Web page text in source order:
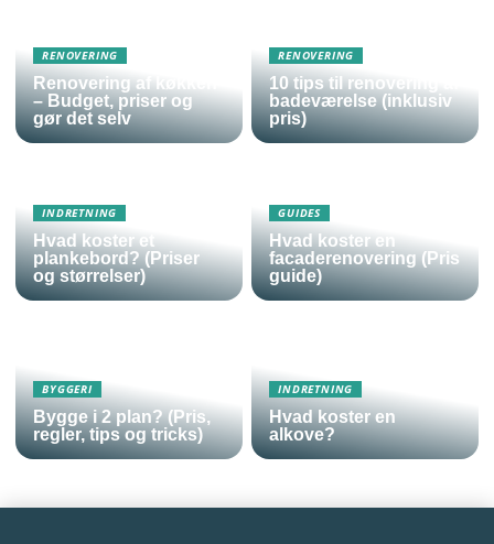
RENOVERING
Renovering af køkken
– Budget, priser og
gør det selv
RENOVERING
10 tips til renovering af
badeværelse (inklusiv
pris)
INDRETNING
Hvad koster et
plankebord? (Priser
og størrelser)
GUIDES
Hvad koster en
facaderenovering (Pris
guide)
BYGGERI
Bygge i 2 plan? (Pris,
regler, tips og tricks)
INDRETNING
Hvad koster en
alkove?